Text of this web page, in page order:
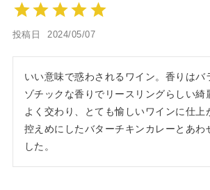
投稿日 2024/05/07
いい意味で惑わされるワイン。香りはバ
ゾチックな香りでリースリングらしい綺
よく交わり、とても愉しいワインに仕上
控えめにしたバターチキンカレーとあわ
した。